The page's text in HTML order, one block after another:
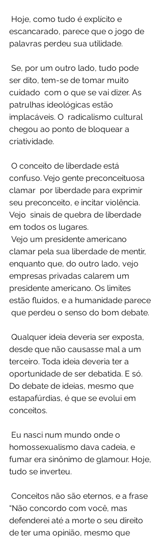
escancarado, parece que o jogo de
palavras perdeu sua utilidade.
ser dito, tem-se de tomar muito
cuidado  com o que se vai dizer. As
patrulhas ideológicas estão
implacáveis. O  radicalismo cultural
chegou ao ponto de bloquear a
criatividade.
confuso. Vejo gente preconceituosa
clamar  por liberdade para exprimir
seu preconceito, e incitar violência.
Vejo  sinais de quebra de liberdade
em todos os lugares.
clamar pela sua liberdade de mentir,
enquanto que, do outro lado, vejo
empresas privadas calarem um
presidente americano. Os limites
estão fluidos, e a humanidade parece
que perdeu o senso do bom debate.
desde que não causasse mal a um
terceiro. Toda ideia deveria ter a
oportunidade de ser debatida. E só.
Do debate de ideias, mesmo que
estapafúrdias, é que se evolui em
conceitos.
homossexualismo dava cadeia, e
fumar era sinônimo de glamour. Hoje,
tudo se inverteu.
“Não concordo com você, mas
defenderei até a morte o seu direito
de ter uma opinião, mesmo que